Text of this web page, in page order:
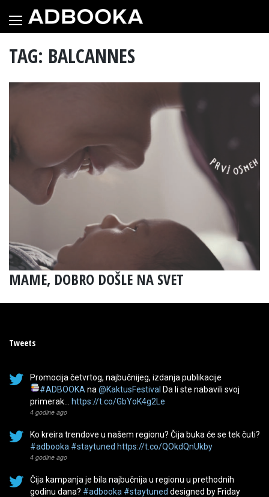
content
TAG: BALCANNES
MAME, DOBRO DOŠLE NA SVET
Tweets
Promocija četvrtog, najbučnijeg, izdanja publikacije
#ADBOOKA na @KaktusFestival Da li ste nabavili svoj
primerak…
https://t.co/GbYoK4g2Le
4 godine ago
Ko kreira trendove u našem regionu? Čija buka će se tek čuti?
#adbooka #staytuned https://t.co/QOkdQnUkby
4 godine ago
Čija kampanja je bila najbučnija u regionu u prethodnih
godinu dana? #adbooka #staytuned designed by Friday